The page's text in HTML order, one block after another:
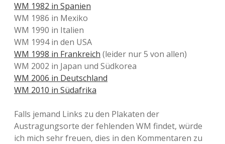
WM 1982 in Spanien
WM 1986 in Mexiko
WM 1990 in Italien
WM 1994 in den USA
WM 1998 in Frankreich (leider nur 5 von allen)
WM 2002 in Japan und Südkorea
WM 2006 in Deutschland
WM 2010 in Südafrika
Falls jemand Links zu den Plakaten der
Austragungsorte der fehlenden WM findet, würde
ich mich sehr freuen, dies in den Kommentaren zu